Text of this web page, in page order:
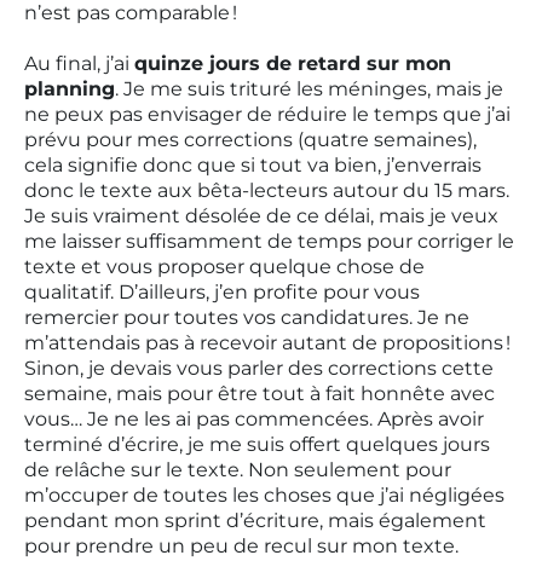
n’est pas comparable !
Au final, j’ai quinze jours de retard sur mon
planning. Je me suis trituré les méninges, mais je
ne peux pas envisager de réduire le temps que j’ai
prévu pour mes corrections (quatre semaines),
cela signifie donc que si tout va bien, j’enverrais
donc le texte aux bêta-lecteurs autour du 15 mars.
Je suis vraiment désolée de ce délai, mais je veux
me laisser suffisamment de temps pour corriger le
texte et vous proposer quelque chose de
qualitatif. D’ailleurs, j’en profite pour vous
remercier pour toutes vos candidatures. Je ne
m’attendais pas à recevoir autant de propositions !
Sinon, je devais vous parler des corrections cette
semaine, mais pour être tout à fait honnête avec
vous… Je ne les ai pas commencées. Après avoir
terminé d’écrire, je me suis offert quelques jours
de relâche sur le texte. Non seulement pour
m’occuper de toutes les choses que j’ai négligées
pendant mon sprint d’écriture, mais également
pour prendre un peu de recul sur mon texte.